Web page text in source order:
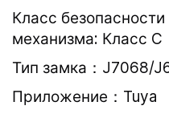
Класс
механизма: Класс C
Тип замка：J7068/
Приложение：Tuya